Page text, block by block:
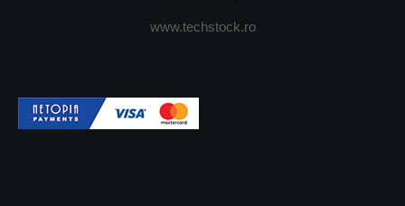
www.techstock.ro